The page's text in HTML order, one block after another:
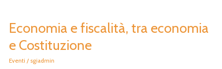
Economia e fiscalità, tra economia
e Costituzione
Eventi /sgiadmin
Economia
fiscalità,